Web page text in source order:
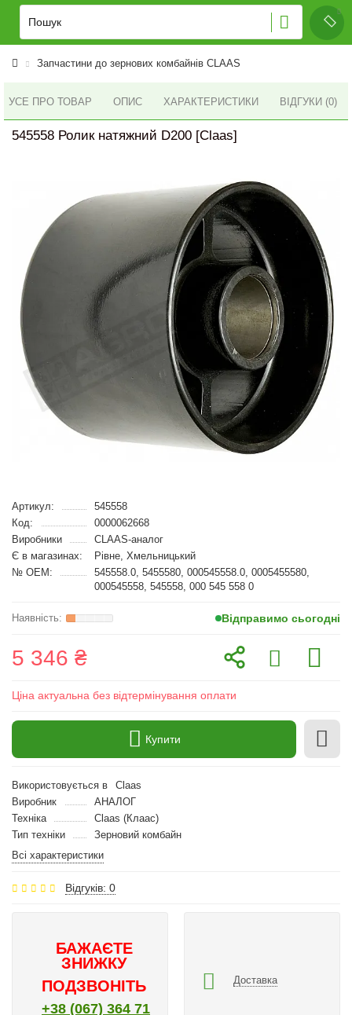
Запчастини до зернових комбайнів CLAAS
УСЕ ПРО ТОВАР ОПИС ХАРАКТЕРИСТИКИ ВІДГУКИ (0)
545558 Ролик натяжний D200 [Claas]
Артикул:
545558
Код:
0000062668
Виробники
CLAAS-аналог
Є в магазинах:
Рівне, Хмельницький
№ OEM:
545558.0, 5455580, 000545558.0, 0005455580,
000545558, 545558, 000 545 558 0
Відправимо сьогодні
5 346 ₴
Ціна актуальна без відтермінування оплати
Купити
Використовується в
Claas
Виробник
АНАЛОГ
Техніка
Claas (Клаас)
Тип техніки
Зерновий комбайн
Всі характеристики
Відгуків: 0
БАЖАЄТЕ
ЗНИЖКУ
ПОДЗВОНІТЬ
+38 (067) 364 71
Доставка